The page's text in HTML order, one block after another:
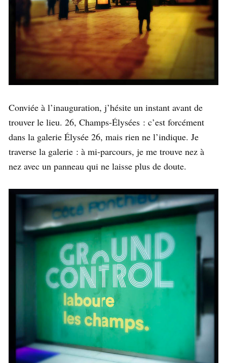
Conviée à l’inauguration, j’hésite un instant avant de
trouver le lieu. 26, Champs-Élysées : c’est forcément
dans la galerie Élysée 26, mais rien ne l’indique. Je
traverse la galerie : à mi-parcours, je me trouve nez à
nez avec un panneau qui ne laisse plus de doute.